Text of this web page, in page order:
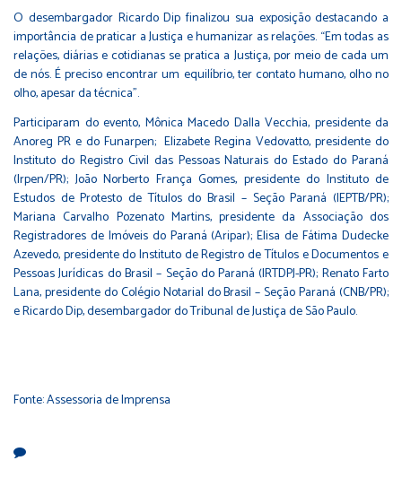
O desembargador Ricardo Dip finalizou sua exposição destacando a
importância de praticar a Justiça e humanizar as relações. “Em todas as
relações, diárias e cotidianas se pratica a Justiça, por meio de cada um
de nós. É preciso encontrar um equilíbrio, ter contato humano, olho no
olho, apesar da técnica”.
Participaram do evento, Mônica Macedo Dalla Vecchia, presidente da
Anoreg PR e do Funarpen; Elizabete Regina Vedovatto, presidente do
Instituto do Registro Civil das Pessoas Naturais do Estado do Paraná
(Irpen/PR); João Norberto França Gomes, presidente do Instituto de
Estudos de Protesto de Títulos do Brasil – Seção Paraná (IEPTB/PR);
Mariana Carvalho Pozenato Martins, presidente da Associação dos
Registradores de Imóveis do Paraná (Aripar); Elisa de Fátima Dudecke
Azevedo, presidente do Instituto de Registro de Títulos e Documentos e
Pessoas Jurídicas do Brasil – Seção do Paraná (IRTDPJ-PR); Renato Farto
Lana, presidente do Colégio Notarial do Brasil – Seção Paraná (CNB/PR);
e Ricardo Dip, desembargador do Tribunal de Justiça de São Paulo.
Fonte: Assessoria de Imprensa